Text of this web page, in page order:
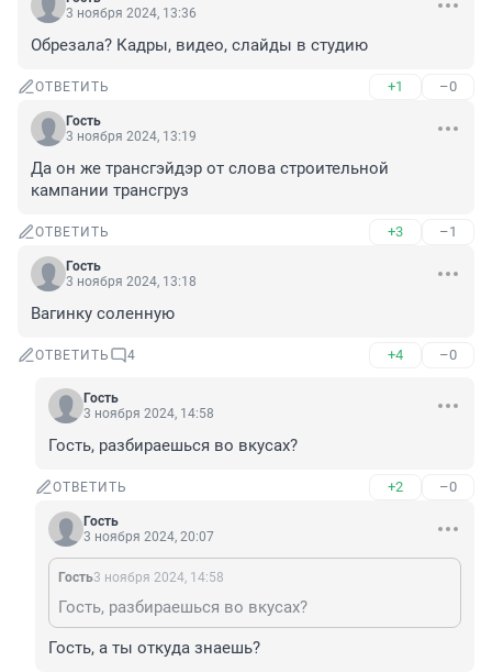
3 ноября 2024, 13:36
Обрезала? Кадры, видео, слайды в студию
ОТВЕТИТЬ +1 –0
Гость
3 ноября 2024, 13:19
Да он же трансгэйдэр от слова строительной
кампании трансгруз
ОТВЕТИТЬ +3 –1
Гость
3 ноября 2024, 13:18
Вагинку соленную
ОТВЕТИТЬ 4 +4 –0
Гость
3 ноября 2024, 14:58
Гость, разбираешься во вкусах?
ОТВЕТИТЬ +2 –0
Гость
3 ноября 2024, 20:07
Гость3 ноября 2024, 14:58
Гость, разбираешься во вкусах?
Гость, а ты откуда знаешь?